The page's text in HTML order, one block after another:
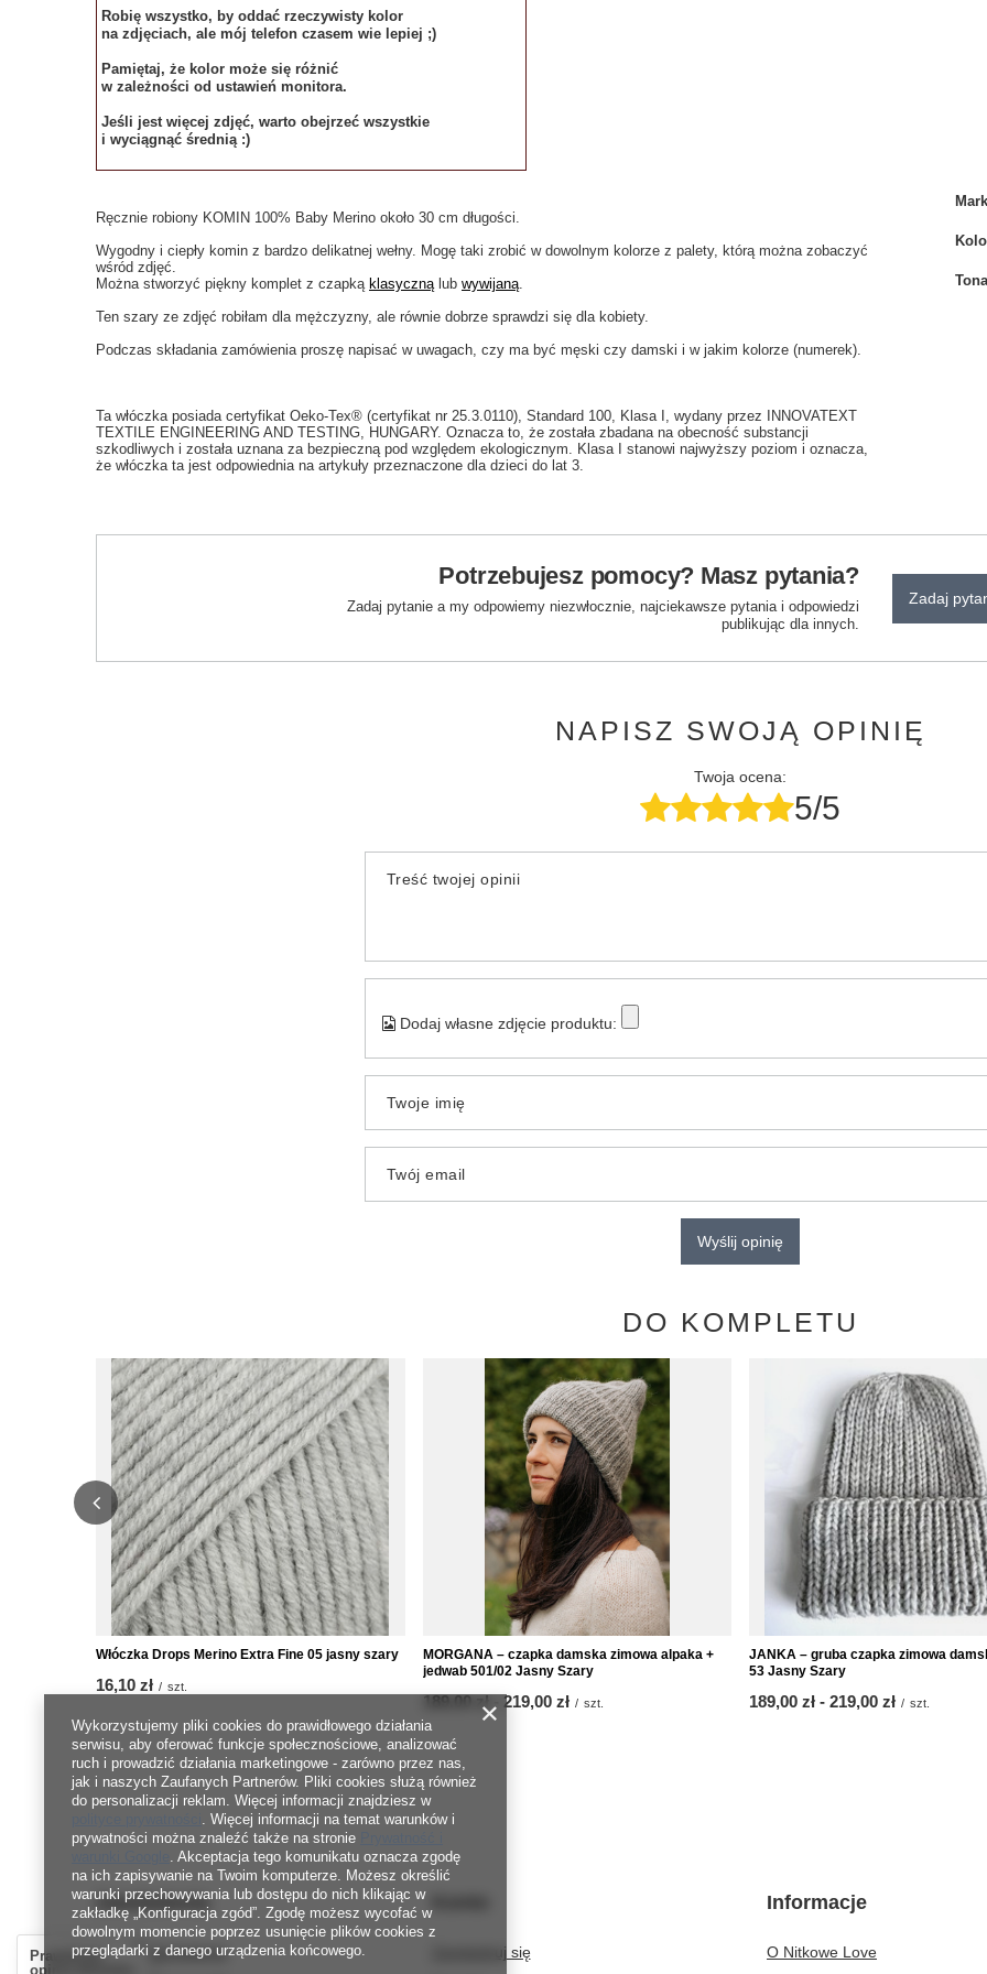
Robię wszystko, by oddać rzeczywisty kolor
na zdjęciach, ale mój telefon czasem wie lepiej ;)
Pamiętaj, że kolor może się różnić
w zależności od ustawień monitora.
Jeśli jest więcej zdjęć, warto obejrzeć wszystkie
i wyciągnąć średnią :)
Ręcznie robiony KOMIN 100% Baby Merino około 30 cm długości.
Wygodny i ciepły komin z bardzo delikatnej wełny. Mogę taki zrobić w dowolnym kolorze z palety, którą można zobaczyć
wśród zdjęć.
Można stworzyć piękny komplet z czapką klasycznąlub wywijaną.
Ten szary ze zdjęć robiłam dla mężczyzny, ale równie dobrze sprawdzi się dla kobiety.
Podczas składania zamówienia proszę napisać w uwagach, czy ma być męski czy damski i w jakim kolorze (numerek).
Ta włóczka posiada certyfikat Oeko-Tex® (certyfikat nr 25.3.0110), Standard 100, Klasa I, wydany przez INNOVATEXT
TEXTILE ENGINEERING AND TESTING, HUNGARY. Oznacza to, że została zbadana na obecność substancji
szkodliwych i została uznana za bezpieczną pod względem ekologicznym. Klasa I stanowi najwyższy poziom i oznacza,
że włóczka ta jest odpowiednia na artykuły przeznaczone dla dzieci do lat 3.
Potrzebujesz pomocy? Masz pytania?
Zadaj pytanie a my odpowiemy niezwłocznie, najciekawsze pytania i odpowiedzi
publikując dla innych.
Zadaj
NAPISZ SWOJĄ OPINIĘ
Twoja ocena:
5/5
Treść twojej opinii
Dodaj własne zdjęcie produktu:
Twoje imię
Twój email
Wyślij opinię
DO KOMPLETU
Włóczka Drops Merino Extra Fine 05 jasny szary
16,10 zł / szt.
MORGANA – czapka damska zimowa alpaka +
jedwab 501/02 Jasny Szary
od
189,00 zł do
219,00 zł / szt.
JANKA – gruba czapka zimowa
53 Jasny Szary
od
189,00 zł - do
219,00 zł / szt.
Zamówienia
Status zamówienia Zarejestruj się
Informacje
O Nitkowe Love
Prawdziwe
opinie klientów
Wykorzystujemy pliki cookies do prawidłowego działania
serwisu, aby oferować funkcje społecznościowe, analizować
ruch i prowadzić działania marketingowe - zarówno przez nas,
jak i naszych Zaufanych Partnerów. Pliki cookies służą również
do personalizacji reklam. Więcej informacji znajdziesz w
. Więcej informacji na temat warunków i
prywatności można znaleźć także na stronie
. Akceptacja tego komunikatu oznacza zgodę
na ich zapisywanie na Twoim komputerze. Możesz określić
warunki przechowywania lub dostępu do nich klikając w
zakładkę „Konfiguracja zgód”. Zgodę możesz wycofać w
dowolnym momencie poprzez usunięcie plików cookies z
przeglądarki z danego urządzenia końcowego.